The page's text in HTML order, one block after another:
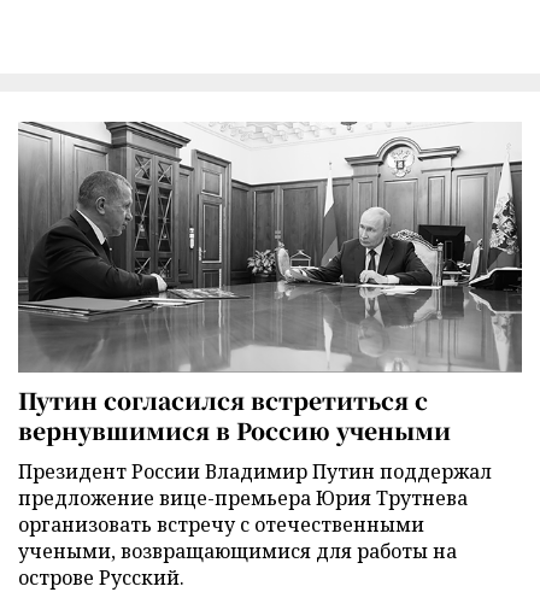
Путин согласился встретиться с
вернувшимися в Россию учеными
Президент России Владимир Путин поддержал
предложение вице-премьера Юрия Трутнева
организовать встречу с отечественными
учеными, возвращающимися для работы на
острове Русский.